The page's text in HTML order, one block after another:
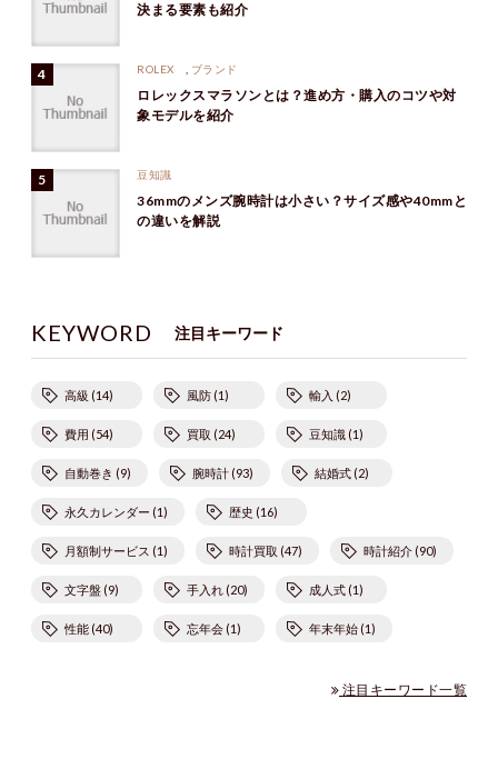
決まる要素も紹介
ROLEX ブランド
ロレックスマラソンとは？進め方・購入のコツや対
象モデルを紹介
豆知識
36mmのメンズ腕時計は小さい？サイズ感や40mmと
の違いを解説
KEYWORD 注目キーワード
高級 (14) 風防 (1) 輸入 (2)
費用 (54) 買取 (24) 豆知識 (1)
自動巻き (9) 腕時計 (93) 結婚式 (2)
永久カレンダー (1) 歴史 (16)
月額制サービス (1) 時計買取 (47) 時計紹介 (90)
文字盤 (9) 手入れ (20) 成人式 (1)
性能 (40) 忘年会 (1) 年末年始 (1)
注目キーワード一覧